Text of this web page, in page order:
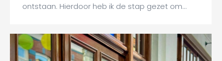
ontstaan. Hierdoor heb ik de stap gezet om…